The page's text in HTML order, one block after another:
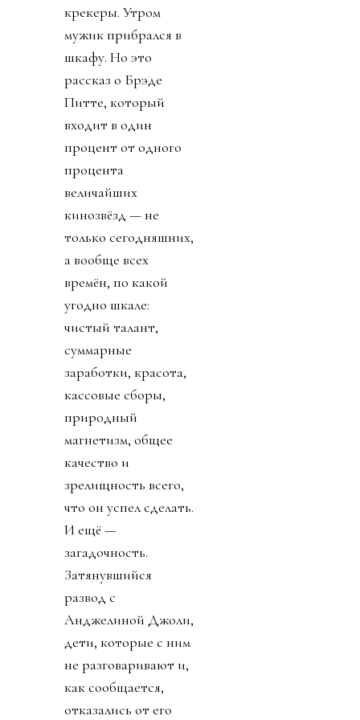
крекеры. Утром
мужик прибрался в
шкафу. Но это
рассказ о Брэде
Питте, который
входит в один
процент от одного
процента
величайших
кинозвёзд — не
только сегодняшних,
а вообще всех
времён, по какой
угодно шкале:
чистый талант,
суммарные
заработки, красота,
кассовые сборы,
природный
магнетизм, общее
качество и
зрелищность всего,
что он успел сделать.
И ещё —
загадочность.
Затянувшийся
развод с
Анджелиной Джоли,
дети, которые с ним
не разговаривают и,
как сообщается,
отказались от его